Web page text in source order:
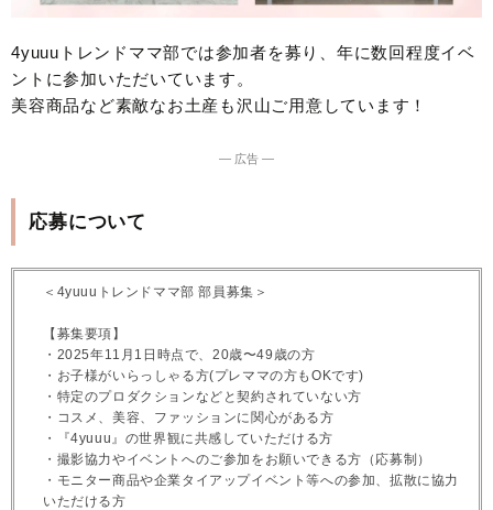
4yuuuトレンドママ部では参加者を募り、年に数回程度イベ
ントに参加いただいています。
美容商品など素敵なお土産も沢山ご用意しています！
― 広告 ―
応募について
＜4yuuuトレンドママ部 部員募集＞
【募集要項】
・2025年11月1日時点で、20歳〜49歳の方
・お子様がいらっしゃる方(プレママの方もOKです)
・特定のプロダクションなどと契約されていない方
・コスメ、美容、ファッションに関心がある方
・『4yuuu』の世界観に共感していただける方
・撮影協力やイベントへのご参加をお願いできる方（応募制）
・モニター商品や企業タイアップイベント等への参加、拡散に協力
いただける方